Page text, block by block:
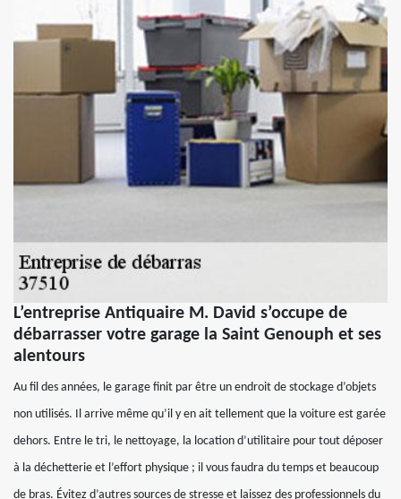
L’entreprise Antiquaire M. David s’occupe de
débarrasser votre garage la Saint Genouph et ses
alentours
Au fil des années, le garage finit par être un endroit de stockage d’objets
non utilisés. Il arrive même qu’il y en ait tellement que la voiture est garée
dehors. Entre le tri, le nettoyage, la location d’utilitaire pour tout déposer
à la déchetterie et l’effort physique ; il vous faudra du temps et beaucoup
de bras. Évitez d’autres sources de stresse et laissez des professionnels du